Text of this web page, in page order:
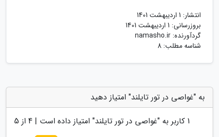
انتشار: 1 اردیبهشت 1401
بروزرسانی: 1 اردیبهشت 1401
گردآورنده: namasho.ir
شناسه مطلب: 8
به "غواصی در تور تایلند" امتیاز دهید
1 کاربر به "غواصی در تور تایلند" امتیاز داده است | 4 از 5